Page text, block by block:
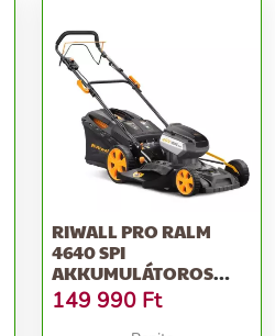
RIWALL PRO RALM
4640 SPI
AKKUMULÁTOROS
ÖNJÁRÓ FŰNYÍRÓ 40 V
(AKKU...
149 990 Ft